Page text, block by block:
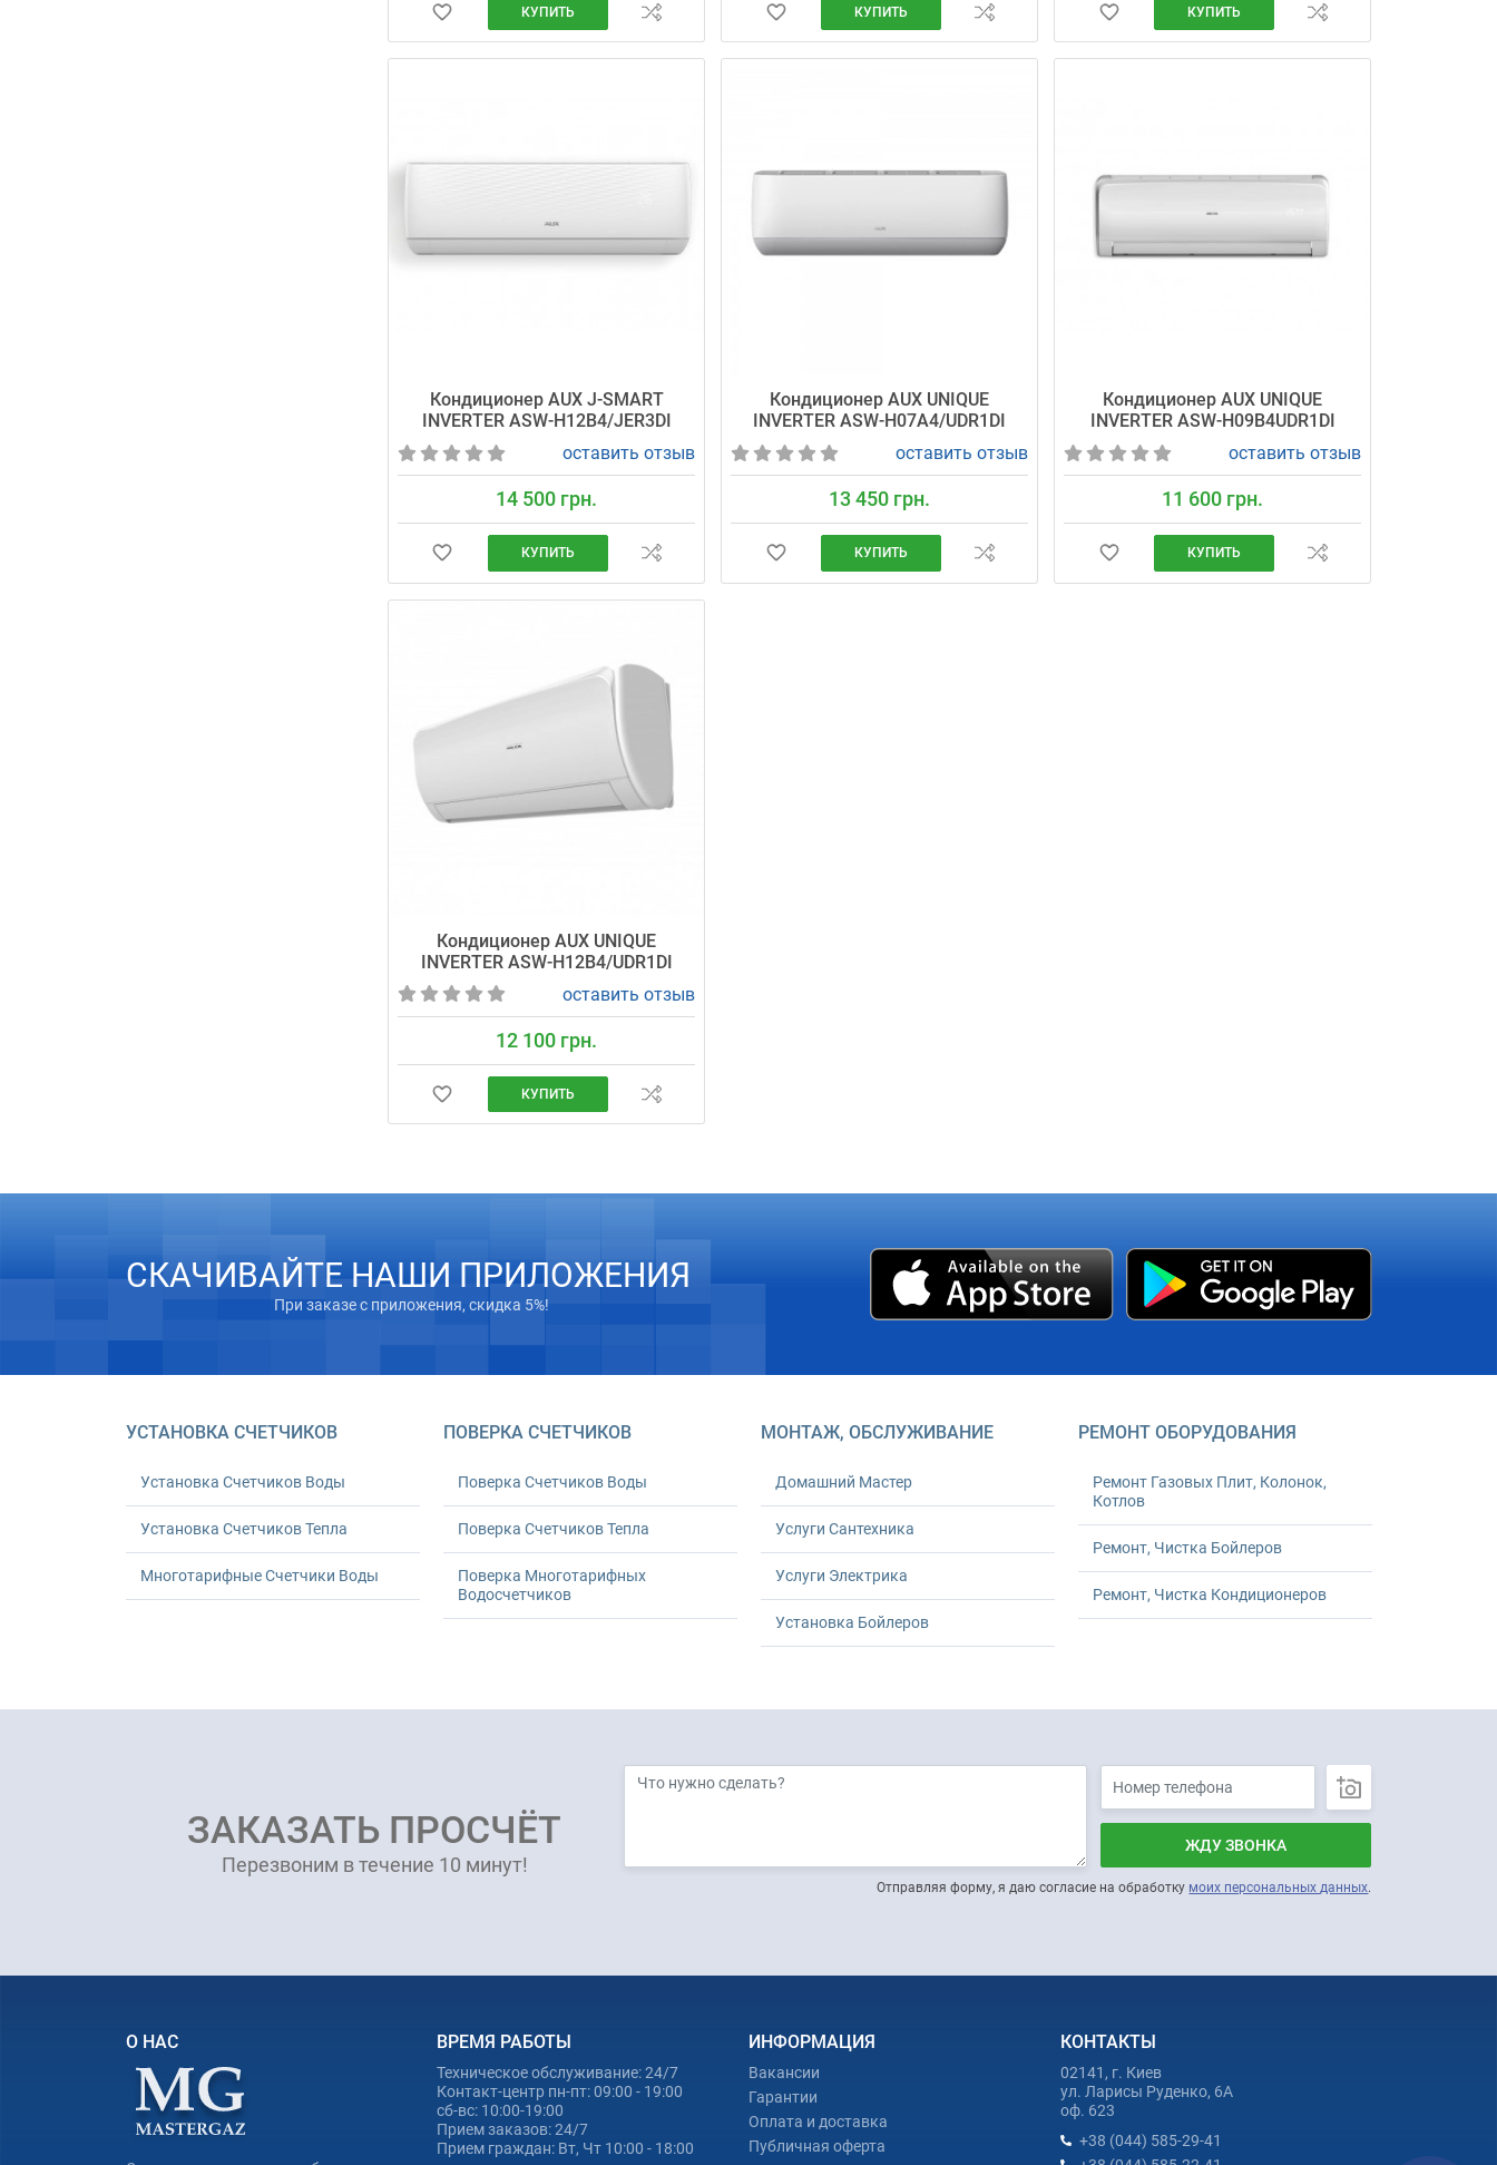
КУПИТЬ КУПИТЬ КУПИТЬ
Кондиционер AUX J-SMART
INVERTER ASW-H12B4/JER3DI
оставить отзыв
14 500 грн.
КУПИТЬ
Кондиционер AUX UNIQUE
INVERTER ASW-H07A4/UDR1DI
оставить отзыв
13 450 грн.
КУПИТЬ
Кондиционер AUX UNIQUE
INVERTER ASW-H09B4UDR1DI
оставить отзыв
11 600 грн.
КУПИТЬ
Кондиционер AUX UNIQUE
INVERTER ASW-H12B4/UDR1DI
оставить отзыв
12 100 грн.
КУПИТЬ
СКАЧИВАЙТЕ НАШИ ПРИЛОЖЕНИЯ
При заказе с приложения, скидка 5%!
УСТАНОВКА СЧЕТЧИКОВ
Установка Счетчиков Воды
Установка Счетчиков Тепла
Многотарифные Счетчики Воды
ПОВЕРКА СЧЕТЧИКОВ
Поверка Счетчиков Воды
Поверка Счетчиков Тепла
Поверка Многотарифных
Водосчетчиков
МОНТАЖ, ОБСЛУЖИВАНИЕ
Домашний Мастер
Услуги Сантехника
Услуги Электрика
Установка Бойлеров
РЕМОНТ ОБОРУДОВАНИЯ
Ремонт Газовых Плит, Колонок,
Котлов
Ремонт, Чистка Бойлеров
Ремонт, Чистка Кондиционеров
ЗАКАЗАТЬ ПРОСЧЁТ
Перезвоним в течение 10 минут!
ЖДУ ЗВОНКА
Отправляя форму, я даю согласие на обработку моих персональных данных.
О НАС ВРЕМЯ РАБОТЫ
Техническое обслуживание: 24/7
Контакт-центр пн-пт: 09:00 - 19:00
сб-вс: 10:00-19:00
Прием заказов: 24/7
Прием граждан: Вт, Чт 10:00 - 18:00
ИНФОРМАЦИЯ
Вакансии
Гарантии
Оплата и доставка
Публичная оферта
КОНТАКТЫ
02141, г. Киев
ул. Ларисы Руденко, 6А
оф. 623
+38 (044) 585-29-41